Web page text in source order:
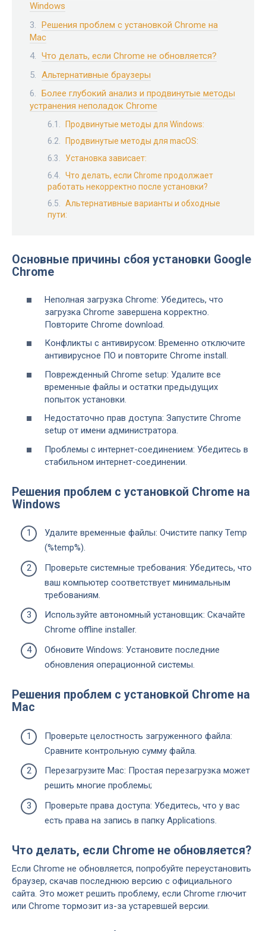
Windows
Решения проблем с установкой Chrome на
Mac
Что делать, если Chrome не обновляется?
Альтернативные браузеры
Более глубокий анализ и продвинутые методы
устранения неполадок Chrome
Продвинутые методы для Windows:
Продвинутые методы для macOS:
Установка зависает:
Что делать, если Chrome продолжает
работать некорректно после установки?
Альтернативные варианты и обходные
пути:
Основные причины сбоя установки Google
Chrome
Неполная загрузка Chrome: Убедитесь, что
загрузка Chrome завершена корректно.
Повторите Chrome download.
Конфликты с антивирусом: Временно отключите
антивирусное ПО и повторите Chrome install.
Поврежденный Chrome setup: Удалите все
временные файлы и остатки предыдущих
попыток установки.
Недостаточно прав доступа: Запустите Chrome
setup от имени администратора.
Проблемы с интернет-соединением: Убедитесь в
стабильном интернет-соединении.
Решения проблем с установкой Chrome на
Windows
Удалите временные файлы: Очистите папку Temp
(%temp%).
Проверьте системные требования: Убедитесь, что
ваш компьютер соответствует минимальным
требованиям.
Используйте автономный установщик: Скачайте
Chrome offline installer.
Обновите Windows: Установите последние
обновления операционной системы.
Решения проблем с установкой Chrome на
Mac
Проверьте целостность загруженного файла:
Сравните контрольную сумму файла.
Перезагрузите Mac: Простая перезагрузка может
решить многие проблемы;
Проверьте права доступа: Убедитесь, что у вас
есть права на запись в папку Applications.
Что делать, если Chrome не обновляется?
Если Chrome не обновляется, попробуйте переустановить
браузер, скачав последнюю версию с официального
сайта. Это может решить проблему, если Chrome глючит
или Chrome тормозит из-за устаревшей версии.